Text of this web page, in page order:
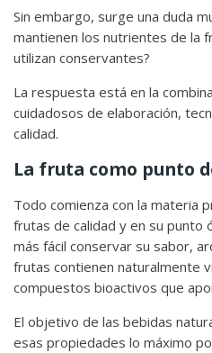
Sin embargo, surge una duda
mantienen los nutrientes de la
utilizan conservantes?
La respuesta está en la
cuidadosos de elaboración,
calidad.
La fruta como punto
Todo comienza con la materia
frutas de calidad y en su punto
más fácil conservar su sabor,
frutas contienen naturalmente
compuestos bioactivos que
El objetivo de las bebidas
esas propiedades lo máximo